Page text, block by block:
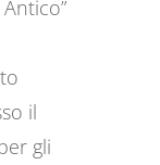
il
gli